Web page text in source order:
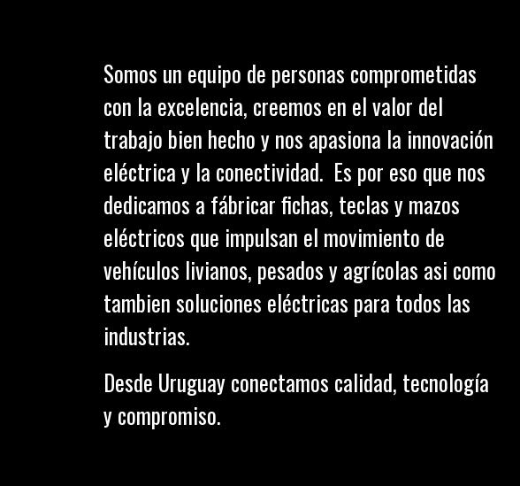
Somos un equipo de personas comprometidas
con la excelencia, creemos en el valor del
trabajo bien hecho y nos apasiona la innovación
eléctrica y la conectividad. Es por eso que nos
dedicamos a fábricar fichas, teclas y mazos
eléctricos que impulsan el movimiento de
vehículos livianos, pesados y agrícolas asi como
tambien soluciones eléctricas para todos las
industrias.
Desde Uruguay conectamos calidad, tecnología
y compromiso.